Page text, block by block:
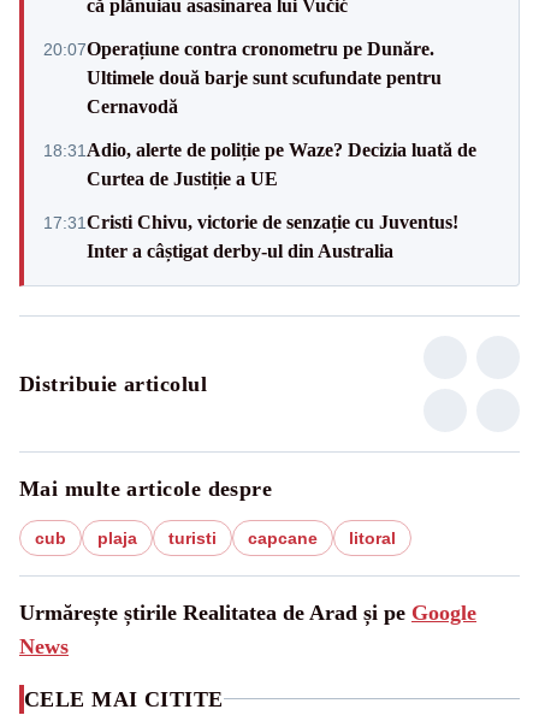
că plănuiau asasinarea lui Vučić
20:07Operațiune contra cronometru pe Dunăre.
Ultimele două barje sunt scufundate pentru
Cernavodă
18:31 Adio, alerte de poliție pe Waze? Decizia luată de
Curtea de Justiție a UE
17:31Cristi Chivu, victorie de senzație cu Juventus!
Inter a câștigat derby-ul din Australia
Distribuie articolul
Mai multe articole despre
cub plaja turisti capcane litoral
Urmărește știrile Realitatea de Arad și pe Google
News
CELE MAI CITITE